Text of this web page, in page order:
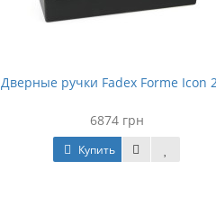
Дверные ручки Fadex Forme Icon
6874 грн
Купить